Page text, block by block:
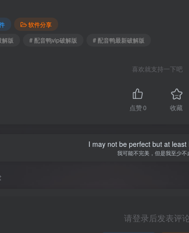
软件分享
解版
# 配音鸭vip破解版 # 配音鸭最新破解版
喜欢就支持一下吧
点赞0 收藏
I may not be perfect but at least
我可能不完美，但是我至少不
请登录后发表评